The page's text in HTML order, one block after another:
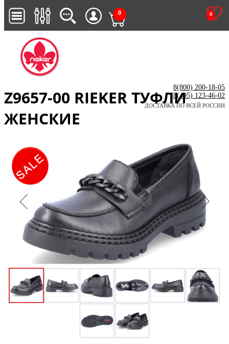
0
0
8(800) 200-18-05
8(495) 123-46-02
ДОСТАВКА ПО ВСЕЙ РОССИИ
Z9657-00 RIEKER ТУФЛИ
ЖЕНСКИЕ